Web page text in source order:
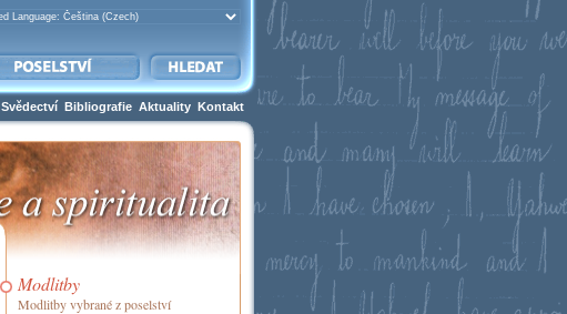
Svědectví Bibliografie Aktuality Kontakt
Modlitby
Modlitby vybrané z poselství